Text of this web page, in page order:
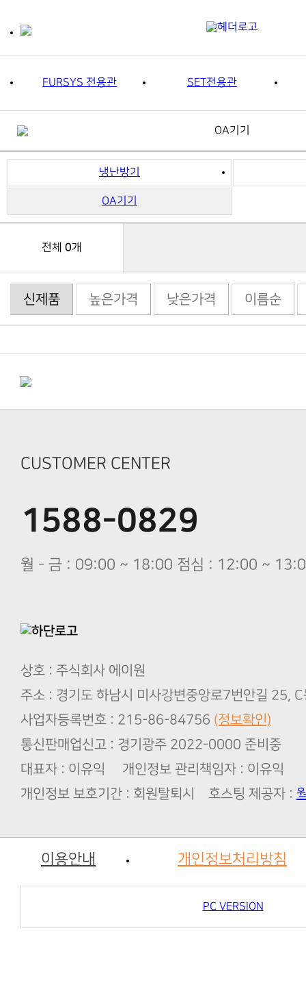
FURSYS 전용관 SET전용관
OA기기
냉난방기
OA기기
전체 0개
신제품 높은가격 낮은가격 이름순
CUSTOMER CENTER
1588-0829
월 - 금 : 09:00 ~ 18:00 점심 : 12:00 ~
상호 : 주식회사 에이원
주소 : 경기도 하남시 미사강변중앙로7번안길 25,
사업자등록번호 : 215-86-84756 (정보확인)
통신판매업신고 : 경기광주 2022-0000 준비중
대표자 : 이유익 개인정보 관리책임자 : 이유익
개인정보 보호기간 : 회원탈퇴시 호스팅 제공자 :
이용안내 개인정보처리방침
PC VERSION